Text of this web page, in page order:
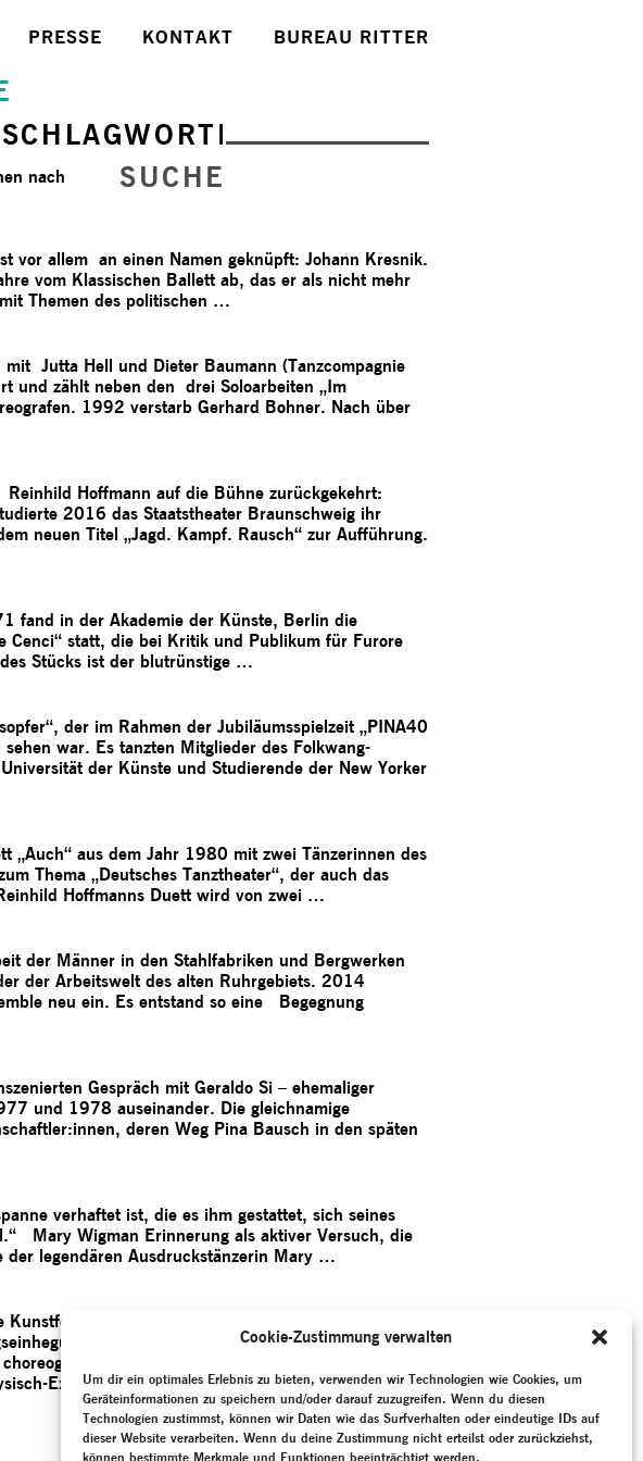
Cookie-Zustimmung verwalten
Um dir ein optimales Erlebnis zu bieten, verwenden wir Technologien wie Cookies, um
Geräteinformationen zu speichern und/oder darauf zuzugreifen. Wenn du diesen
Technologien zustimmst, können wir Daten wie das Surfverhalten oder eindeutige IDs auf
dieser Website verarbeiten. Wenn du deine Zustimmung nicht erteilst oder zurückziehst,
können bestimmte Merkmale und Funktionen beeinträchtigt werden.
BUREAU RITTER
KONTAKT
PRESSE
SCHLAGWORTE
SUCHE
nach
vor allem an einen Namen geknüpft: Johann Kresnik.
vom Klassischen Ballett ab, das er als nicht mehr
Themen des politischen …
Jutta Hell und Dieter Baumann (Tanzcompagnie
und zählt neben den drei Soloarbeiten „Im
1992 verstarb Gerhard Bohner. Nach über
Hoffmann auf die Bühne zurückgekehrt:
2016 das Staatstheater Braunschweig ihr
neuen Titel „Jagd. Kampf. Rausch“ zur Aufführung.
in der Akademie der Künste, Berlin die
Cenci“ statt, die bei Kritik und Publikum für Furore
Stücks ist der blutrünstige …
der im Rahmen der Jubiläumsspielzeit „PINA40
war. Es tanzten Mitglieder des Folkwang-
der Künste und Studierende der New Yorker
„Auch“ aus dem Jahr 1980 mit zwei Tänzerinnen des
Thema „Deutsches Tanztheater“, der auch das
Hoffmanns Duett wird von zwei …
der Männer in den Stahlfabriken und Bergwerken
der Arbeitswelt des alten Ruhrgebiets. 2014
neu ein. Es entstand so eine Begegnung
Gespräch mit Geraldo Si – ehemaliger
und 1978 auseinander. Die gleichnamige
deren Weg Pina Bausch in den späten
verhaftet ist, die es ihm gestattet, sich seines
Mary Wigman Erinnerung als aktiver Versuch, die
der legendären Ausdruckstänzerin Mary …
zum Impulsgeber für Künstler:innen, die
überschritten. Er beeinflusste die
Gruppenfiguren, die Komposition der
Expressive des tänzerischen …